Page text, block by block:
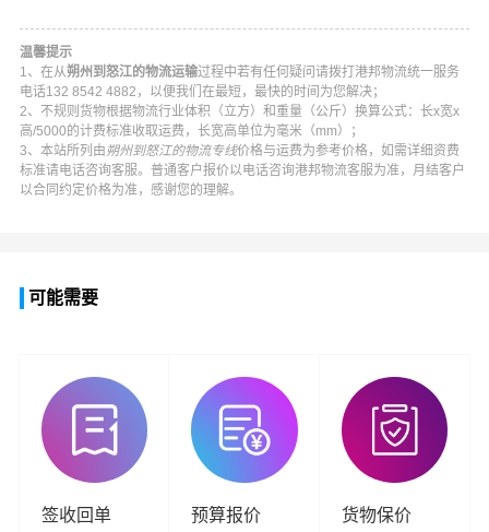
温馨提示
1、在从朔州到怒江的物流运输过程中若有任何疑问请拨打 港邦物流统一服务
电话132 8542 4882 ，以便我们在最短，最快的时间为您解决；
2、不规则货物根据物流行业体积（立方）和重量（公斤）换算公式：长x宽x
高/5000的计费标准收取运费，长宽高单位为毫米（mm）；
3、本站所列由朔州到怒江的物流专线价格与运费为参考价格，如需详细资费
标准请电话咨询客服。普通客户报价以电话咨询港邦物流客服为准，月结客户
以合同约定价格为准，感谢您的理解。
可能需要
签收回单 预算报价 货物保价